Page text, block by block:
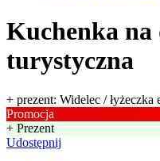
Kuchenka na
turystyczna
+ prezent: Widelec / łyżeczka
Promocja
+ Prezent
Udostępnij